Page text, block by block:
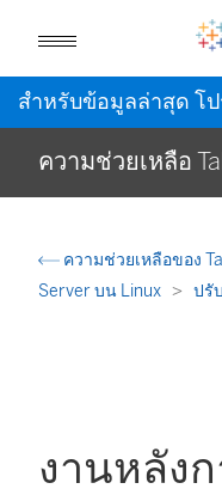
สำหรับข้อมูลล่าสุด โ
ความช่วยเหลือ
ความช่วยเหลือของ
Server บน Linux
ปรั
งานหลัง